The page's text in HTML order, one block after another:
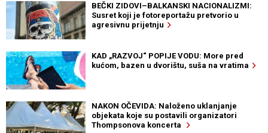
BEČKI ZIDOVI–BALKANSKI NACIONALIZMI:
Susret koji je fotoreportažu pretvorio u
agresivnu prijetnju
KAD „RAZVOJ“ POPIJE VODU: More pred
kućom, bazen u dvorištu, suša na vratima
NAKON OČEVIDA: Naloženo uklanjanje
objekata koje su postavili organizatori
Thompsonova koncerta